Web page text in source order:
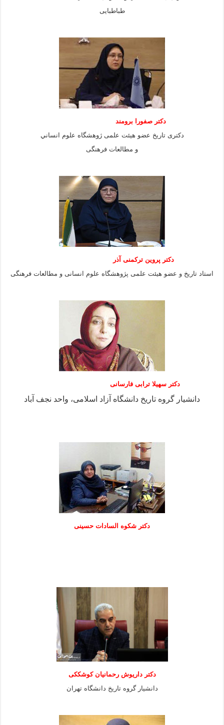
طباطبايى
دكتر صفورا برومند
دكترى تاريخ عضو هيئت علمى ژوهشگاه علوم انساني
و مطالعات فرهنگى
دکتر پروین ترکمنی آذر
استاد تاریخ و عضو هیئت علمی پژوهشگاه علوم انسانی و مطالعات فرهنگى
دکتر سهیلا ترابی فارسانی
دانشیار گروه تاریخ دانشگاه آزاد اسلامی، واحد نجف آباد
دكتر شكوه السادات حسينی
دکتر داریوش رحمانیان کوشککی
دانشیار گروه تاریخ دانشگاه تهران